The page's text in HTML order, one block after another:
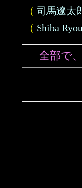
（ 司馬遼太
（ Shiba
全部で